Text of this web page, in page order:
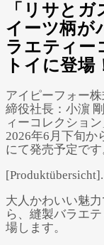
「リサと
イーツ柄が
ラエティー
トイに登場
アイピーフォー
締役社長：小濵
ィーコレクショ
2026年6月下旬か
にて発売予定です
[Produktübersicht].
大人かわいい魅
ら、縫製バラエ
場します。